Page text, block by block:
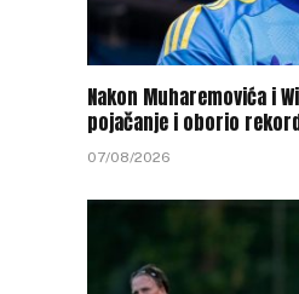
Nakon Muharemovića i
pojačanje i oborio
07/08/2026